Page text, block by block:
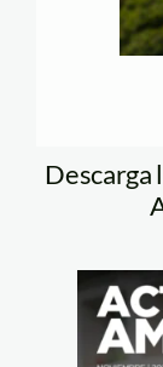
Descarga